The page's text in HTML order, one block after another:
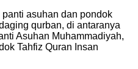
asuhan dan pondok
qurban, di antaranya
Asuhan Muhammadiyah,
Tahfiz Quran Insan